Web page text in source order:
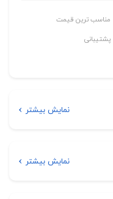
مناسب ترین قیمت
پشتیبانی
نمایش بیشتر
نمایش بیشتر